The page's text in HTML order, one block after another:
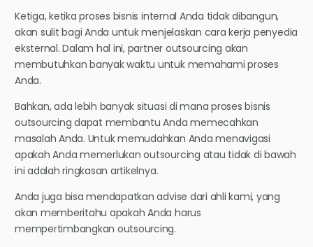
Ketiga, ketika proses bisnis internal Anda tidak dibangun,
akan sulit bagi Anda untuk menjelaskan cara kerja penyedia
eksternal. Dalam hal ini, partner outsourcing akan
membutuhkan banyak waktu untuk memahami proses
Anda.
Bahkan, ada lebih banyak situasi di mana proses bisnis
outsourcing dapat membantu Anda memecahkan
masalah Anda. Untuk memudahkan Anda menavigasi
apakah Anda memerlukan outsourcing atau tidak di bawah
ini adalah ringkasan artikelnya.
Anda juga bisa mendapatkan advise dari ahli kami, yang
akan memberitahu apakah Anda harus
mempertimbangkan outsourcing.